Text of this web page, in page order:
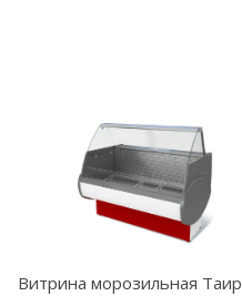
Витрина морозильная Таир